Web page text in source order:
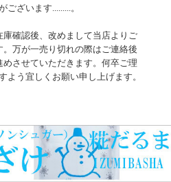
ございます.........。
確認後、改めまして当店よりご
万が一売り切れの際はご連絡後
させていただきます。何卒ご理
よう宜しくお願い申し上げます。